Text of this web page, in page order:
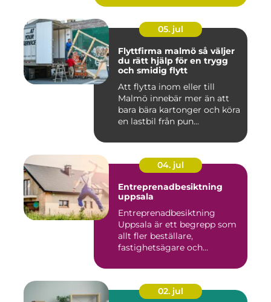
05. jul
Flyttfirma malmö så väljer
du rätt hjälp för en trygg
och smidig flytt
Att flytta inom eller till
Malmö innebär mer än att
bara bära kartonger och köra
en lastbil från pun...
04. jul
Entreprenadbesiktning
uppsala
Entreprenadbesiktning
Uppsala är ett begrepp som
allt fler beställare,
fastighetsägare och
02. jul